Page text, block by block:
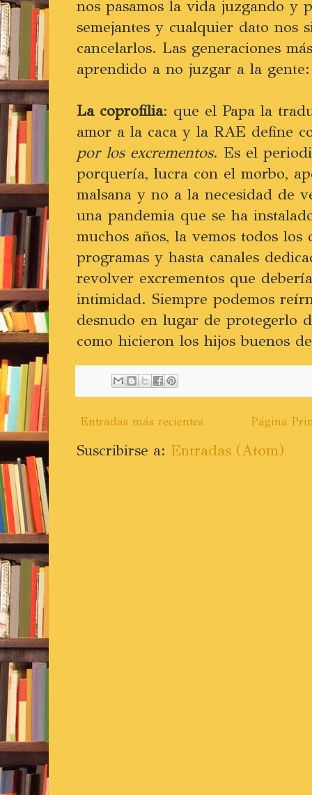
nos pasamos la vida juzgando y
semejantes y cualquier dato nos
cancelarlos. Las generaciones
aprendido a no juzgar a la
La coprofilia: que el Papa la
amor a la caca y la RAE define
por los excrementos. Es el
porquería, lucra con el morbo,
malsana y no a la necesidad de
una pandemia que se ha
muchos años, la vemos todos
programas y hasta canales
revolver excrementos que
intimidad. Siempre podemos
desnudo en lugar de protegerlo
como hicieron los hijos buenos
Entradas más recientes Página
Suscribirse a: Entradas (Atom)